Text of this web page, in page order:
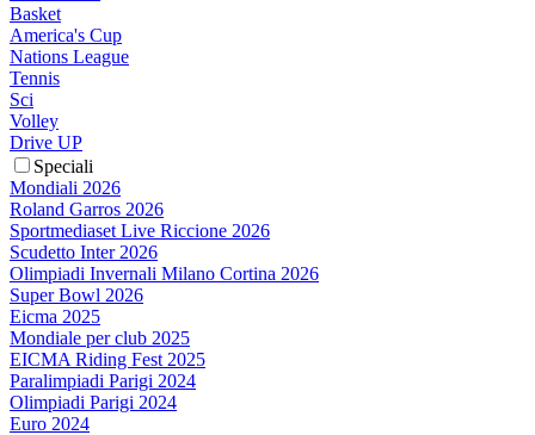
Basket
America's Cup
Nations League
Tennis
Sci
Volley
Drive UP
Speciali
Mondiali 2026
Roland Garros 2026
Sportmediaset Live Riccione 2026
Scudetto Inter 2026
Olimpiadi Invernali Milano Cortina 2026
Super Bowl 2026
Eicma 2025
Mondiale per club 2025
EICMA Riding Fest 2025
Paralimpiadi Parigi 2024
Olimpiadi Parigi 2024
Euro 2024